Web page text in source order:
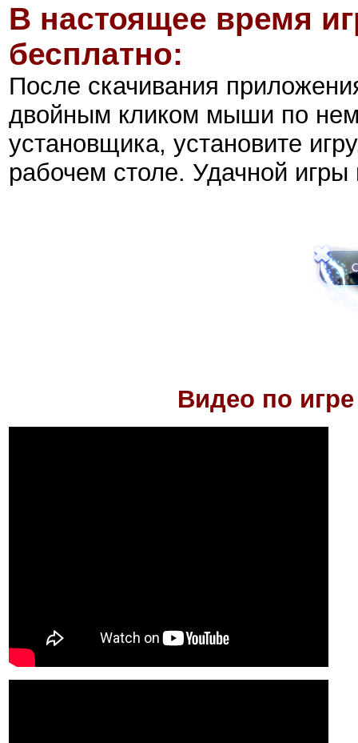
В настоящее время
бесплатно:
После скачивания
двойным кликом мыши по
установщика, установите
рабочем столе. Удачной
Видео по